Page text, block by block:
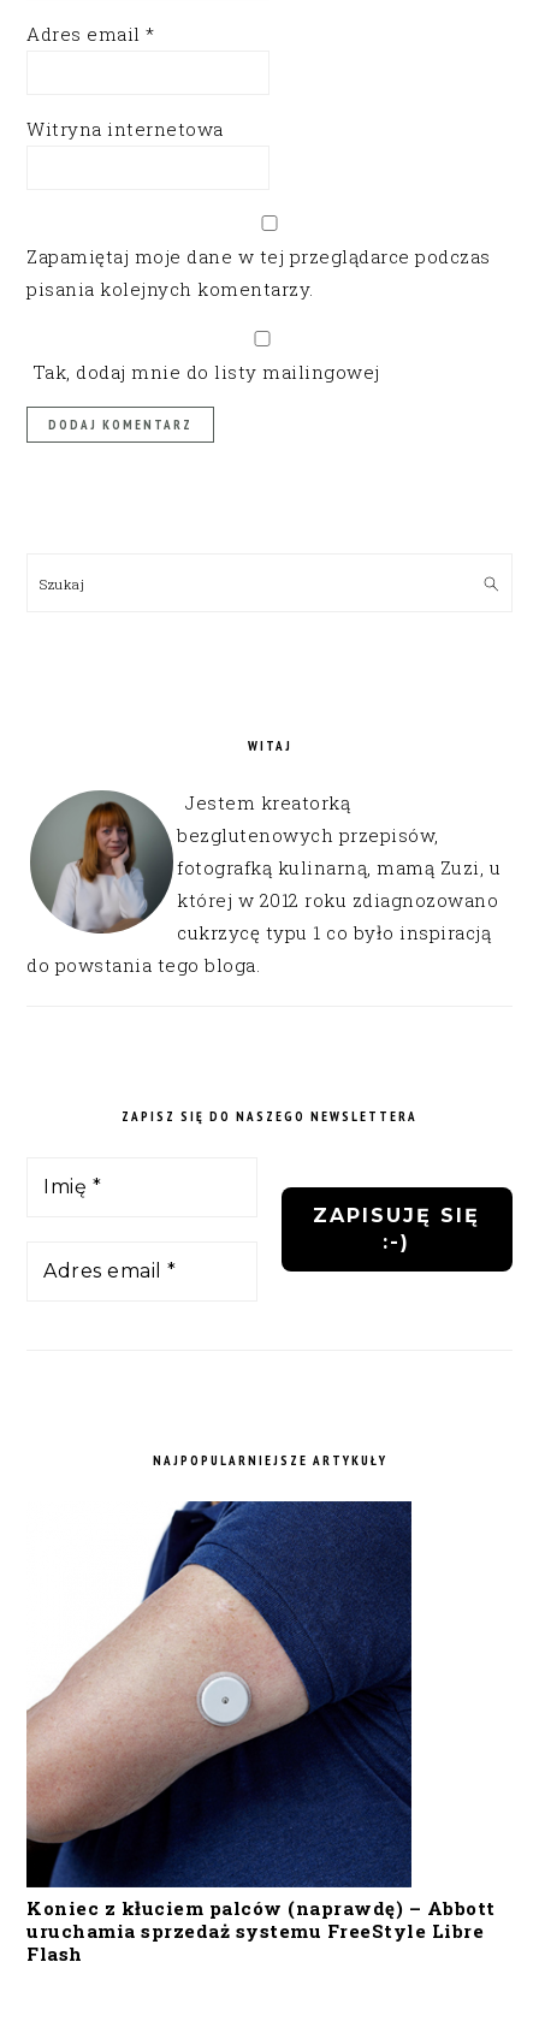
Adres email*
Witryna internetowa
Zapamiętaj moje dane w tej przeglądarce podczas
pisania kolejnych komentarzy.
Tak, dodaj mnie do listy mailingowej
Szukaj
WITAJ
Jestem kreatorką
bezglutenowych przepisów,
fotografką kulinarną, mamą Zuzi, u
której w 2012 roku zdiagnozowano
cukrzycę typu 1 co było inspiracją
do powstania tego bloga.
ZAPISZ SIĘ DO NASZEGO NEWSLETTERA
NAJPOPULARNIEJSZE ARTYKUŁY
Koniec z kłuciem palców (naprawdę) – Abbott
uruchamia sprzedaż systemu FreeStyle Libre
Flash